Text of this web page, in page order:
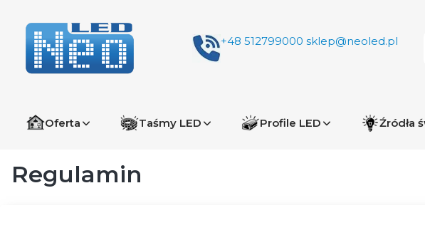
+48 512799000 sklep@neoled.pl
Oferta Taśmy LED Profile LED Źródła
Regulamin